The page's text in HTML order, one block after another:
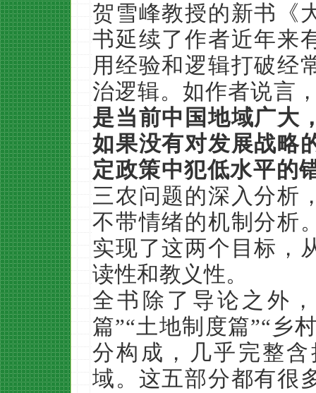
贺雪峰教授的新书《
书延续了作者近年来
用经验和逻辑打破经
治逻辑。如作者说言
是当前中国地域广大
如果没有对发展战略
定政策中犯低水平的
三农问题的深入分析
不带情绪的机制分析
实现了这两个目标，
读性和教义性。
全书除了导论之外
篇”“土地制度篇”“乡
分构成，几乎完整
域。这五部分都有很